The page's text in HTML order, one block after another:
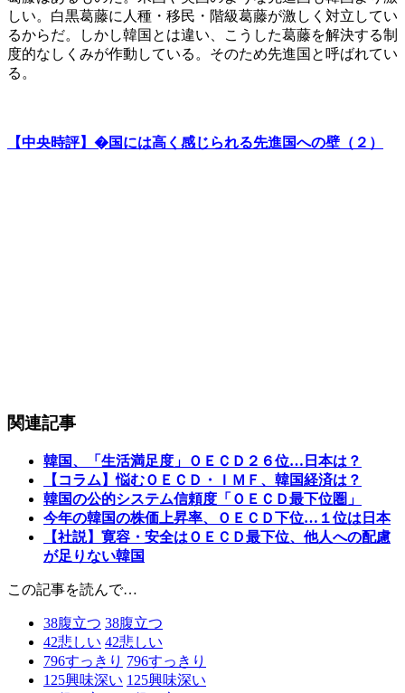
しい。白黒葛藤に人種・移民・階級葛藤が激しく対立してい
るからだ。しかし韓国とは違い、こうした葛藤を解決する制
度的なしくみが作動している。そのため先進国と呼ばれてい
る。
【中央時評】�国には高く感じられる先進国への壁（２）
関連記事
韓国、「生活満足度」ＯＥＣＤ２６位…日本は？
【コラム】悩むＯＥＣＤ・ＩＭＦ、韓国経済は？
韓国の公的システム信頼度「ＯＥＣＤ最下位圏」
今年の韓国の株価上昇率、ＯＥＣＤ下位…１位は日本
【社説】寛容・安全はＯＥＣＤ最下位、他人への配慮
が足りない韓国
この記事を読んで…
38腹立つ 38腹立つ
42悲しい 42悲しい
796すっきり 796すっきり
125興味深い 125興味深い